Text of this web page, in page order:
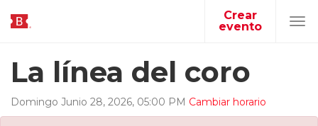
Crear
evento
La línea del coro
Domingo Junio 28, 2026, 05:00 PM Cambiar horario